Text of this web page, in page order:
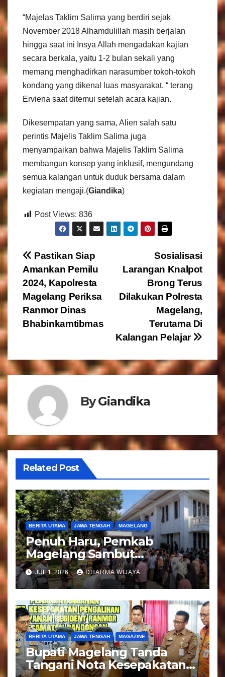
“Majelas Taklim Salima yang berdiri sejak
November 2018 Alhamdulillah masih berjalan
hingga saat ini Insya Allah mengadakan kajian
secara berkala, yaitu 1-2 bulan sekali yang
memang menghadirkan narasumber tokoh-tokoh
kondang yang dikenal luas masyarakat, “ terang
Erviena saat ditemui setelah acara kajian.
Dikesempatan yang sama, Alien salah satu
perintis Majelis Taklim Salima juga
menyampaikan bahwa Majelis Taklim Salima
membangun konsep yang inklusif, mengundang
semua kalangan untuk duduk bersama dalam
kegiatan mengaji.(Giandika)
Post Views: 836
N
a
v
i
a
p
o
s
Sosialisasi
Larangan Knalpot
Brong Terus
Dilakukan Polresta
Magelang,
Terutama Di
Kalangan Pelajar
Pastikan Siap
Amankan Pemilu
2024, Kapolresta
Magelang Periksa
Ranmor Dinas
Bhabinkamtibmas
ByGiandika
Related Post
BERITA UTAMA JAWA TENGAH MAGELANG
Penuh Haru, Pemkab
Magelang Sambut
Kepulangan Jemaah Haji
Kloter 81
JUL 1, 2026 DHARMA WIJAYA
BERITA UTAMA JAWA TENGAH MAGAZINE
Bupati Magelang Tanda
Tangani Nota Kesepakatan